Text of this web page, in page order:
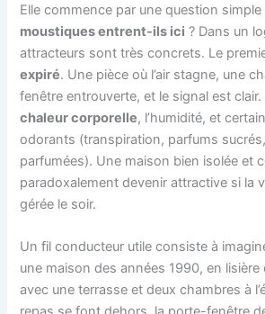
Elle commence par une question simple
moustiques entrent-ils ici ? Dans un
attracteurs sont très concrets. Le
expiré. Une pièce où l’air stagne, une
fenêtre entrouverte, et le signal est
chaleur corporelle, l’humidité, et
odorants (transpiration, parfums
parfumées). Une maison bien isolée et
paradoxalement devenir attractive si la
gérée le soir.
Un fil conducteur utile consiste à
une maison des années 1990, en
avec une terrasse et deux chambres à